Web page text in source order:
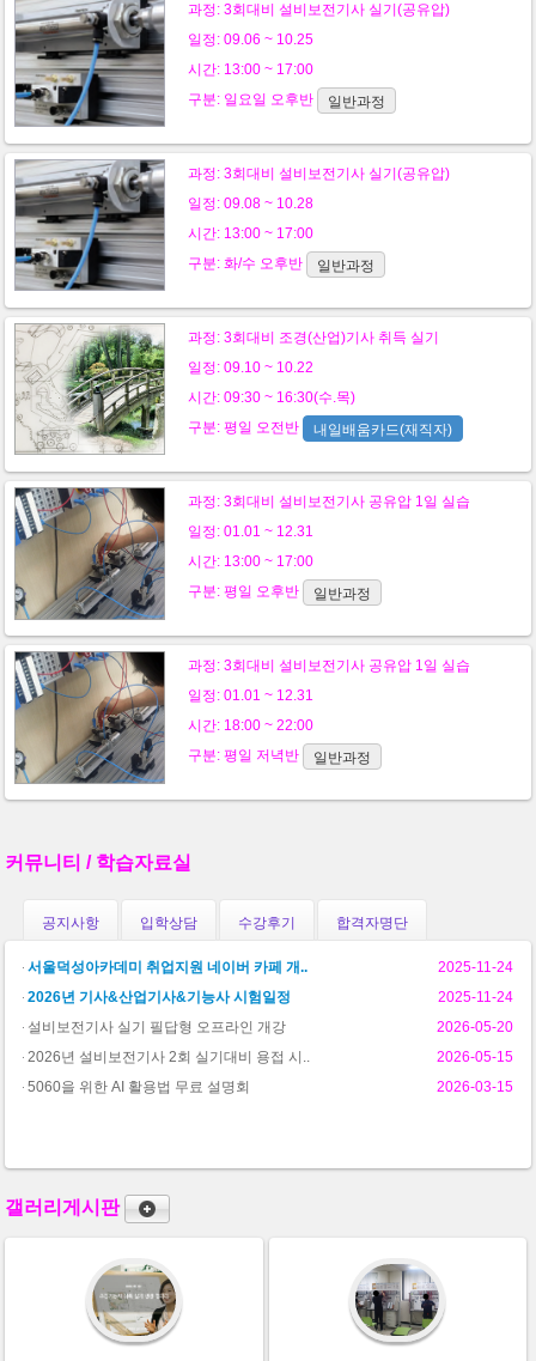
과정: 3회대비 설비보전기사 실기(공유압)
일정: 09.06 ~ 10.25
시간: 13:00 ~ 17:00
구분: 일요일 오후반 일반과정
과정: 3회대비 설비보전기사 실기(공유압)
일정: 09.08 ~ 10.28
시간: 13:00 ~ 17:00
구분: 화/수 오후반 일반과정
과정: 3회대비 조경(산업)기사 취득 실기
일정: 09.10 ~ 10.22
시간: 09:30 ~ 16:30(수.목)
구분: 평일 오전반 내일배움카드(재직자)
과정: 3회대비 설비보전기사 공유압 1일 실습
일정: 01.01 ~ 12.31
시간: 13:00 ~ 17:00
구분: 평일 오후반 일반과정
과정: 3회대비 설비보전기사 공유압 1일 실습
일정: 01.01 ~ 12.31
시간: 18:00 ~ 22:00
구분: 평일 저녁반 일반과정
커뮤니티 / 학습자료실
공지사항 입학상담 수강후기 합격자명단
서울덕성아카데미 취업지원 네이버 카페 개..
2025-11-24
2026년 기사&산업기사&기능사 시험일정
2025-11-24
설비보전기사 실기 필답형 오프라인 개강
2026-05-20
2026년 설비보전기사 2회 실기대비 용접 시..
2026-05-15
5060을 위한 AI 활용법 무료 설명회
2026-03-15
갤러리게시판